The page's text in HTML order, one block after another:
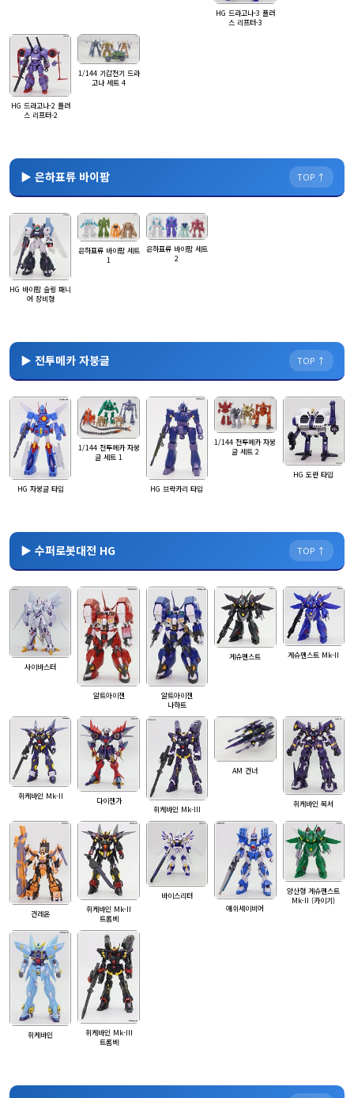
HG 드라고나-3 플러
스 리프터-3
HG 드라고나-2 플러
스 리프터-2
1/144 기갑전기 드라
고나 세트 4
▶ 은하표류 바이팜 TOP ↑
HG 바이팜 슬링 패니
어 장비형
은하표류 바이팜 세트
1
은하표류 바이팜 세트
2
▶ 전투메카 자붕글 TOP ↑
HG 자붕글 타입
1/144 전투메카 자붕
글 세트 1
HG 브락카리 타입
1/144 전투메카 자붕
글 세트 2
HG 도란 타입
▶ 수퍼로봇대전 HG TOP ↑
사이바스터
알트아이젠
알트아이젠
나하트
게슈펜스트 게슈펜스트 Mk-II
휘케바인 Mk-II
다이젠가
휘케바인 Mk-III
AM 건너
휘케바인 복서
건레온
휘케바인 Mk-II
트롬베
바이스리터
애쉬세이비어
양산형 게슈펜스트
Mk-II (카이기)
휘케바인
휘케바인 Mk-III
트롬베